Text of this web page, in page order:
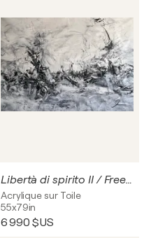
Libertà di spirito II / Freedom of spirit no. 2
Acrylique sur Toile
55x79in
6 990 $US